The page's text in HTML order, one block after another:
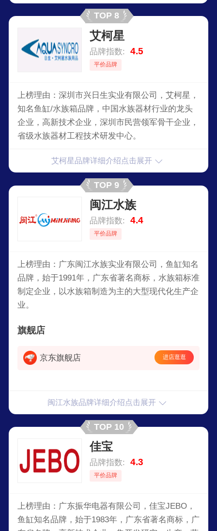
TOP 8
艾柯星
品牌指数: 4.5
平价品牌
上榜理由：深圳市兴日生实业有限公司，艾柯星，
知名鱼缸/水族箱品牌，中国水族器材行业的龙头
企业，高新技术企业，深圳市民营领军骨干企业，
省级水族器材工程技术研发中心。
艾柯星品牌详细介绍点击展开
TOP 9
闽江水族
品牌指数: 4.4
平价品牌
上榜理由：广东闽江水族实业有限公司，鱼缸知名
品牌，始于1991年，广东省著名商标，水族箱标准
制定企业，以水族箱制造为主的大型现代化生产企
业。
旗舰店
京东旗舰店 进店逛逛
闽江水族品牌详细介绍点击展开
TOP 10
佳宝
品牌指数: 4.3
平价品牌
上榜理由：广东振华电器有限公司，佳宝JEBO，
鱼缸知名品牌，始于1983年，广东省著名商标，广